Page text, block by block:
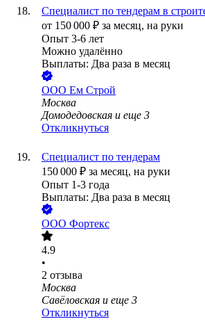
Специалист по тендерам в
от 150 000 ₽ за месяц, на руки
Опыт 3-6 лет
Можно удалённо
Выплаты: Два раза в месяц
ООО Ем Строй
Москва
Домодедовская и еще 3
Откликнуться
Специалист по тендерам
150 000 ₽ за месяц, на руки
Опыт 1-3 года
Выплаты: Два раза в месяц
ООО Фортекс
4.9
•
2 отзыва
Москва
Савёловская и еще 3
Откликнуться